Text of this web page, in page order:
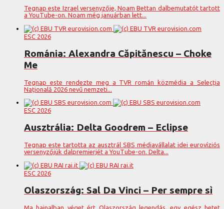
Tegnap este Izrael versenyzője, Noam Bettan dalbemutatót tartott
a YouTube-on. Noam még januárban lett...
ESC 2026
Románia: Alexandra Căpitănescu – Choke
Me
Tegnap este rendezte meg a TVR román közmédia a Selecția
Națională 2026 nevű nemzeti...
ESC 2026
Ausztrália: Delta Goodrem – Eclipse
Tegnap este tartotta az ausztrál SBS médiavállalat idei eurovíziós
versenyzőjük dalpremierjét a YouTube-on. Delta...
ESC 2026
Olaszország: Sal Da Vinci – Per sempre sì
Ma hajnalban véget ért Olaszország legendás, egy egész hetet